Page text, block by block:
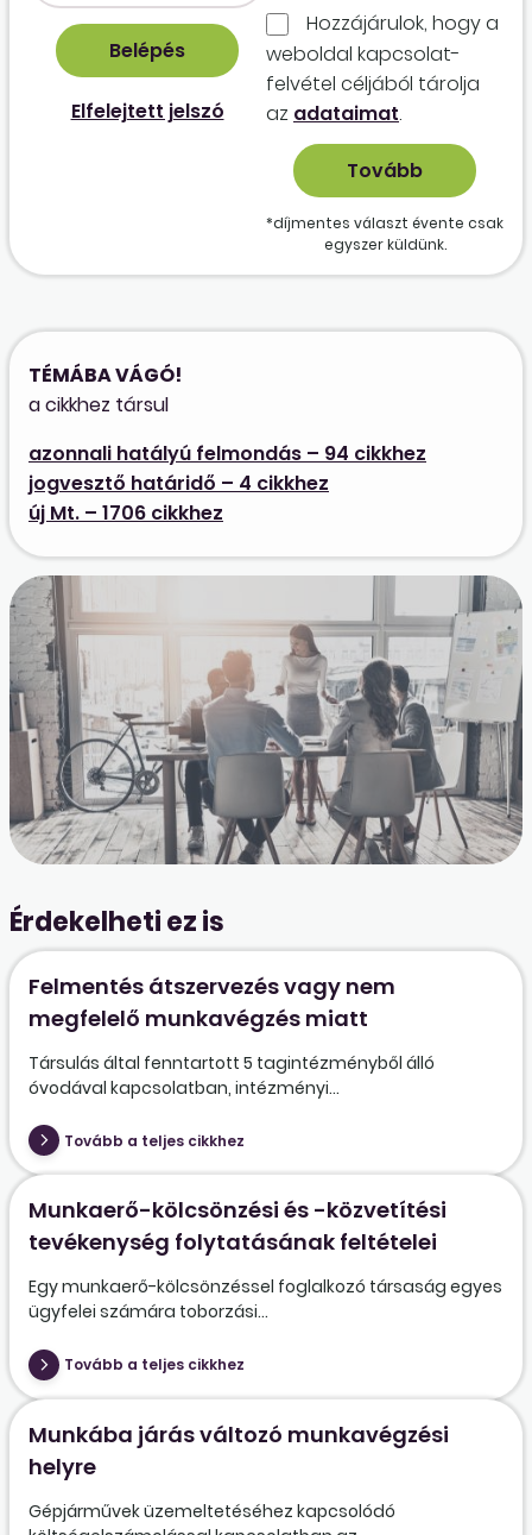
Elfelejtett jelszó
Hozzájárulok, hogy a
weboldal kapcso­lat­
felvétel céljából tárolja
az adataimat.
*díjmentes választ évente csak
egyszer küldünk.
TÉMÁBA VÁGÓ!
a cikkhez társul
azonnali hatályú felmondás – 94 cikkhez
jogvesztő határidő – 4 cikkhez
új Mt. – 1706 cikkhez
Érdekelheti ez is
Felmentés átszervezés vagy nem
megfelelő munkavégzés miatt
Társulás által fenntartott 5 tagintézményből álló
óvodával kapcsolatban, intézményi...
Tovább a teljes cikkhez
Munkaerő-kölcsönzési és -közvetítési
tevékenység folytatásának feltételei
Egy munkaerő-kölcsönzéssel foglalkozó társaság egyes
ügyfelei számára toborzási...
Tovább a teljes cikkhez
Munkába járás változó munkavégzési
helyre
Gépjárművek üzemeltetéséhez kapcsolódó